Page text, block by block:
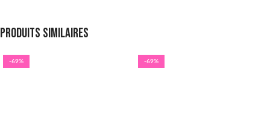
Produits similaires
-69% -69%